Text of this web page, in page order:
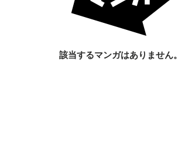
該当するマンガはありません。